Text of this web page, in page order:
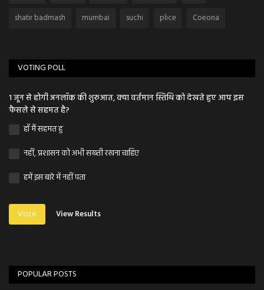
shatir badmash
mumbai suchi plice Coeona
VOTING POLL
1 जून से होगी अनलॉक की शुरुआत, क्या वर्तमान स्तिथि को देखते हुए आप इस
फैसले से सहमत है?
हाँ मैं सहमत हु
नहीं, प्रशासन को अभी सख्ती रखना चाहिए
हमें इस बारे में नहीं पता
Vote View Results
POPULAR POSTS